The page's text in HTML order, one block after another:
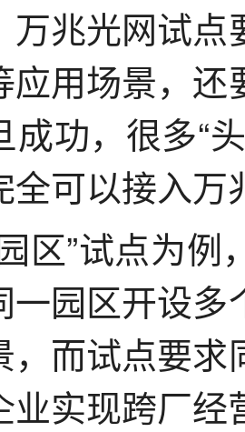
万兆光网试
应用场景，
成功，很多“
全可以接入万
区”试点为
一园区开设
，而试点要
业实现跨厂经